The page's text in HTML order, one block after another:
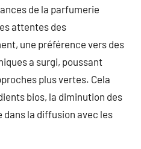
de la parfumerie
attentes des
une préférence vers des
a surgi, poussant
plus vertes. Cela
bios, la diminution des
la diffusion avec les